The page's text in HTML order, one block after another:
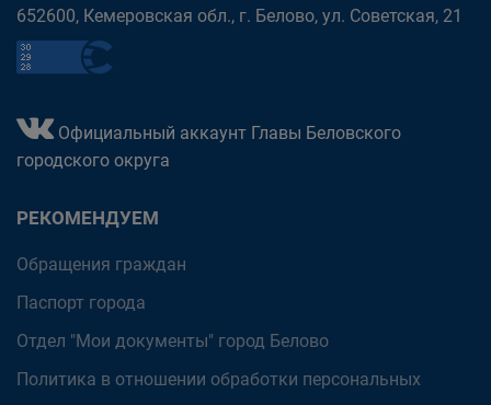
652600, Кемеровская обл., г. Белово, ул. Советская, 21
Официальный аккаунт Главы Беловского
городского округа
РЕКОМЕНДУЕМ
Обращения граждан
Паспорт города
Отдел "Мои документы" город Белово
Политика в отношении обработки персональных